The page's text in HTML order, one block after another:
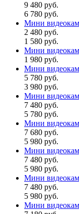
9 480 руб.
6 780 руб.
Мини
2 480 руб.
1 580 руб.
Мини
1 980 руб.
Мини
5 780 руб.
3 980 руб.
Мини
7 480 руб.
5 780 руб.
Мини
7 680 руб.
5 980 руб.
Мини
7 480 руб.
5 980 руб.
Мини
7 480 руб.
5 980 руб.
Мини